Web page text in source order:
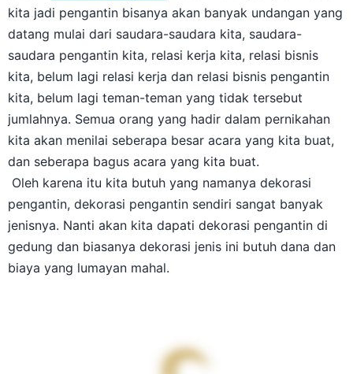
kita jadi pengantin bisanya akan banyak undangan yang
datang mulai dari saudara-saudara kita, saudara-
saudara pengantin kita, relasi kerja kita, relasi bisnis
kita, belum lagi relasi kerja dan relasi bisnis pengantin
kita, belum lagi teman-teman yang tidak tersebut
jumlahnya. Semua orang yang hadir dalam pernikahan
kita akan menilai seberapa besar acara yang kita buat,
dan seberapa bagus acara yang kita buat.
Oleh karena itu kita butuh yang namanya dekorasi
pengantin, dekorasi pengantin sendiri sangat banyak
jenisnya. Nanti akan kita dapati dekorasi pengantin di
gedung dan biasanya dekorasi jenis ini butuh dana dan
biaya yang lumayan mahal.